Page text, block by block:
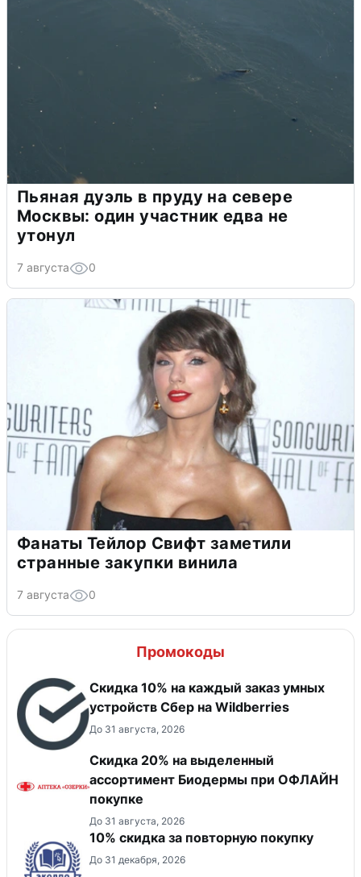
Пьяная дуэль в пруду на севере
Москвы: один участник едва не
утонул
7 августа 0
Фанаты Тейлор Свифт заметили
странные закупки винила
7 августа 0
Промокоды
Скидка 10% на каждый заказ умных
устройств Сбер на Wildberries
До 31 августа, 2026
Скидка 20% на выделенный
ассортимент Биодермы при ОФЛАЙН
покупке
До 31 августа, 2026
10% скидка за повторную покупку
До 31 декабря, 2026